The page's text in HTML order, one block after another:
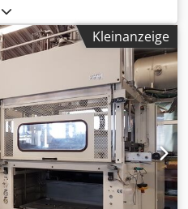
Siegelfläche 350 x 250 • Max.
Produktart • Siegelkraft
1,75kW Crjdpfx
• Packungsausheber •
16A Stecker • Gewicht
b, b-2, b-3, b-4
Kleinanzeige